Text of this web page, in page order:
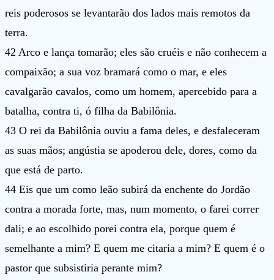
reis poderosos se levantarão dos lados mais remotos da
terra.
42 Arco e lança tomarão; eles são cruéis e não conhecem a
compaixão; a sua voz bramará como o mar, e eles
cavalgarão cavalos, como um homem, apercebido para a
batalha, contra ti, ó filha da Babilônia.
43 O rei da Babilônia ouviu a fama deles, e desfaleceram
as suas mãos; angústia se apoderou dele, dores, como da
que está de parto.
44 Eis que um como leão subirá da enchente do Jordão
contra a morada forte, mas, num momento, o farei correr
dali; e ao escolhido porei contra ela, porque quem é
semelhante a mim? E quem me citaria a mim? E quem é o
pastor que subsistiria perante mim?